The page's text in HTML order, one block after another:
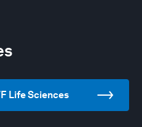
Life Sciences